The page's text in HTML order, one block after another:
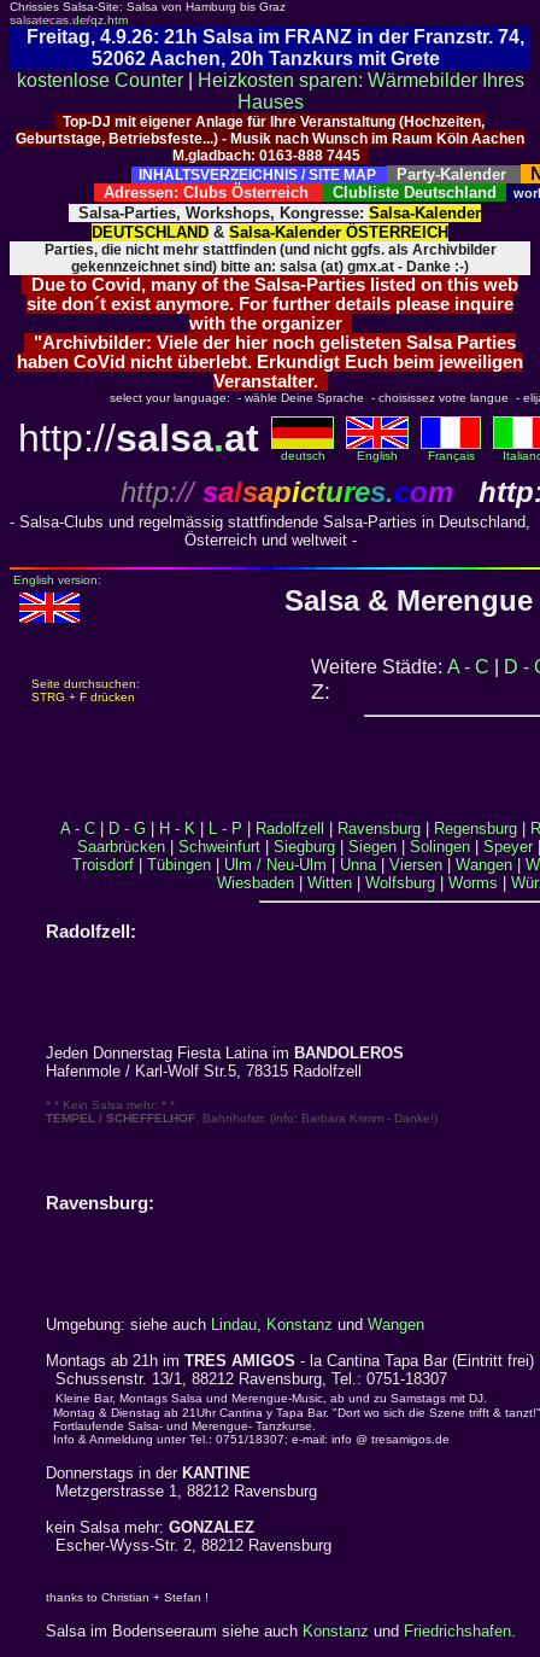
Chrissies Salsa-Site: Salsa von Hamburg bis Graz
salsatecas.de/qz.htm
Freitag, 4.9.26: 21h Salsa im FRANZ in der Franzstr. 74,
52062 Aachen, 20h Tanzkurs mit Grete
kostenlose Counter|
Heizkosten sparen: Wärmebilder Ihres
Hauses
Top-DJ mit eigener Anlage für Ihre Veranstaltung (Hochzeiten,
Geburtstage, Betriebsfeste...) - Musik nach Wunsch im Raum Köln Aachen
M.gladbach: 0163-888 7445
INHALTSVERZEICHNIS / SITE MAP
Party-Kalender
Adressen: Clubs Österreich Clubliste Deutschland
Salsa-Parties, Workshops, Kongresse: Salsa-Kalender
DEUTSCHLAND & Salsa-Kalender ÖSTERREICH
Parties, die nicht mehr stattfinden (und nicht ggfs. als Archivbilder
gekennzeichnet sind) bitte an: salsa (at) gmx.at - Danke :-)
Due to Covid, many of the Salsa-Parties listed on this web
site don´t exist anymore. For further details please inquire
with the organizer
"Archivbilder: Viele der hier noch gelisteten Salsa Parties
haben CoVid nicht überlebt. Erkundigt Euch beim jeweiligen
Veranstalter.
select your language: - wähle Deine Sprache - choisissez votre langue -
http://salsa.at deutsch English Français
http:// salsapictures.com
- Salsa-Clubs und regelmässig stattfindende Salsa-Parties in Deutschland,
Österreich und weltweit -
English version:
Salsa &
Seite durchsuchen:
STRG + F drücken
Weitere Städte: A - C D -
Z:
A - C| D - G| H - K| L - P Radolfzell Ravensburg| Regensburg|
Saarbrücken
Schweinfurt Siegburg Siegen Solingen Speyer
Troisdorf
Tübingen Ulm / Neu-Ulm Unna| Viersen Wangen
Wiesbaden| Witten| Wolfsburg| Worms
Radolfzell:
Jeden Donnerstag Fiesta Latina im BANDOLEROS
Hafenmole / Karl-Wolf Str.5, 78315 Radolfzell
* * Kein Salsa mehr: * *
TEMPEL / SCHEFFELHOF , Bahnhofstr. (info: Barbara Krimm - Danke!)
Ravensburg:
Umgebung: siehe auch Lindau, Konstanz und Wangen
Montags ab 21h im TRES AMIGOS - la Cantina Tapa Bar (Eintritt frei)
Schussenstr. 13/1, 88212 Ravensburg, Tel.: 0751-18307
Kleine Bar, Montags Salsa und Merengue-Music, ab und zu Samstags mit DJ.
Montag & Dienstag ab 21Uhr Cantina y Tapa Bar. "Dort wo sich die Szene trifft & tanzt!"
Fortlaufende Salsa- und Merengue- Tanzkurse.
Info & Anmeldung unter Tel.: 0751/18307; e-mail: info @ tresamigos.de
Donnerstags in der KANTINE
Metzgerstrasse 1, 88212 Ravensburg
kein Salsa mehr: GONZALEZ
Escher-Wyss-Str. 2, 88212 Ravensburg
thanks to Christian + Stefan !
Salsa im Bodenseeraum siehe auch Konstanz und Friedrichshafen.